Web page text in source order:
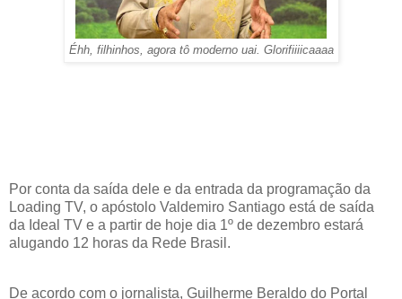
Éhh, filhinhos, agora tô moderno uai. Glorifiiiicaaaa
Por conta da saída dele e da entrada da programação da
Loading TV, o apóstolo Valdemiro Santiago está de saída
da Ideal TV e a partir de hoje dia 1º de dezembro estará
alugando 12 horas da Rede Brasil.
De acordo com o jornalista, Guilherme Beraldo do Portal